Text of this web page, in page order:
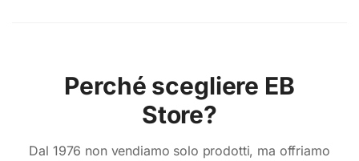
Perché scegliere EB
Store?
Dal 1976 non vendiamo solo prodotti, ma offriamo